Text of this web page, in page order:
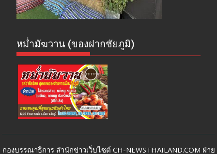
หม่ำมัฆวาน (ของฝากชัยภูมิ)
กองบรรณาธิการ สำนักข่าวเว็บไซต์ CH-NEWSTHAILAND.COM ฝ่าย